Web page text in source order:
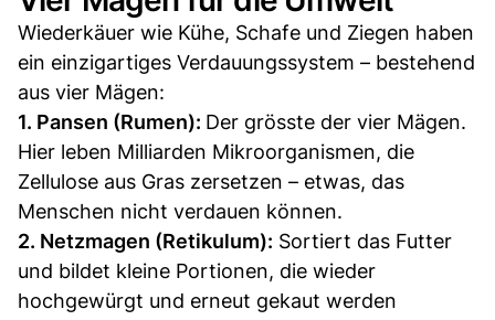
Wiederkäuer wie Kühe, Schafe und Ziegen haben
ein einzigartiges Verdauungssystem – bestehend
aus vier Mägen:
1. Pansen (Rumen): Der grösste der vier Mägen.
Hier leben Milliarden Mikroorganismen, die
Zellulose aus Gras zersetzen – etwas, das
Menschen nicht verdauen können.
2. Netzmagen (Retikulum): Sortiert das Futter
und bildet kleine Portionen, die wieder
hochgewürgt und erneut gekaut werden